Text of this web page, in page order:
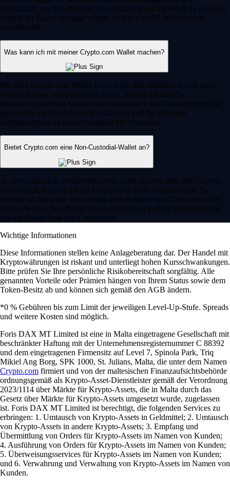
Bildschirm, um Ihre Identität zu verifizieren und Ihr Profil zu erstellen.
Sobald Ihr Konto bestätigt wurde, ist Ihre Coin98-Wallet sofort
einsatzbereit.
Was kann ich mit meiner Crypto.com Wallet machen?
Mit Ihrer Crypto.com Wallet können Sie Ihre digitalen Assets ganz
einfach kaufen, verkaufen und halten. Zudem können Sie
Preisbewegungen in Echtzeit verfolgen, das Level Up-Programm für
potenzielle Plattform-Vorteile entdecken und Ihr gesamtes
Kryptoportfolio an einem zentralen Ort verwalten.
Bietet Crypto.com eine Non-Custodial-Wallet an?
Ja, wenn Sie nach fortschrittlicheren Tools suchen oder Self-Custody
bevorzugen, können Sie die Crypto.com DeFi Wallet nutzen. Sie
ermöglicht Ihnen die Verwaltung Ihrer Kryptos und Token bei voller
Kontrolle über Ihre Private Keys und ergänzt perfekt Ihre Erfahrung
mit der Haupt-App von Crypto.com.
Wichtige Informationen
Diese Informationen stellen keine Anlageberatung dar. Der Handel mit
Kryptowährungen ist riskant und unterliegt hohen Kursschwankungen.
Bitte prüfen Sie Ihre persönliche Risikobereitschaft sorgfältig. Alle
genannten Vorteile oder Prämien hängen von Ihrem Status sowie dem
Token-Besitz ab und können sich gemäß den AGB ändern.
*0 % Gebühren bis zum Limit der jeweiligen Level-Up-Stufe. Spreads
und weitere Kosten sind möglich.
Foris DAX MT Limited ist eine in Malta eingetragene Gesellschaft mit
beschränkter Haftung mit der Unternehmensregisternummer C 88392
und dem eingetragenen Firmensitz auf Level 7, Spinola Park, Triq
Mikiel Ang Borg, SPK 1000, St. Julians, Malta, die unter dem Namen
Crypto.com firmiert und von der maltesischen Finanzaufsichtsbehörde
ordnungsgemäß als Krypto-Asset-Dienstleister gemäß der Verordnung
2023/1114 über Märkte für Krypto-Assets, die in Malta durch das
Gesetz über Märkte für Krypto-Assets umgesetzt wurde, zugelassen
ist. Foris DAX MT Limited ist berechtigt, die folgenden Services zu
erbringen: 1. Umtausch von Krypto-Assets in Geldmittel; 2. Umtausch
von Krypto-Assets in andere Krypto-Assets; 3. Empfang und
Übermittlung von Orders für Krypto-Assets im Namen von Kunden;
4. Ausführung von Orders für Krypto-Assets im Namen von Kunden;
5. Überweisungsservices für Krypto-Assets im Namen von Kunden;
und 6. Verwahrung und Verwaltung von Krypto-Assets im Namen von
Kunden.